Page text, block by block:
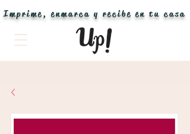
Imprime, enmarca y recibe en tu casa